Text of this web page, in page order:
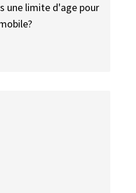
une limite d'age pour